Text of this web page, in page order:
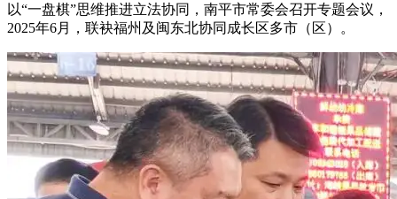
以“一盘棋”思维推进立法协同，南平市常委会召开专题会议，
2025年6月，联袂福州及闽东北协同成长区多市（区）。